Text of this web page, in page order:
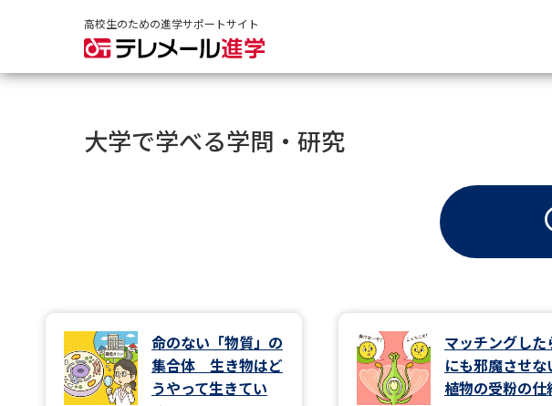
高校生のための進学サポートサイト
大学で学べる学問・研究
命のない「物質」の
集合体 生き物はど
うやって生きてい
マッチングした
にも邪魔させな
植物の受粉の仕